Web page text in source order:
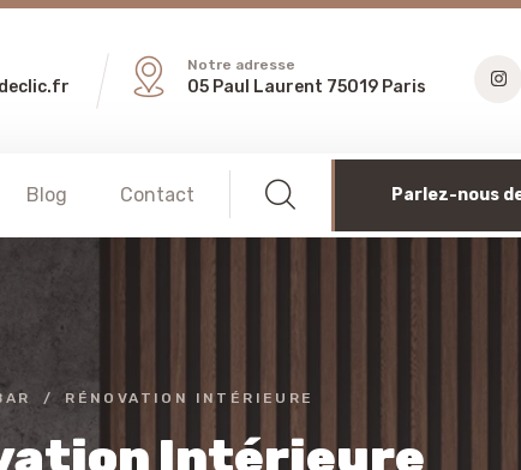
Notre adresse
05 Paul Laurent 75019 Paris
Blog Contact Parlez-nous
RÉNOVATION INTÉRIEURE
Intérieure